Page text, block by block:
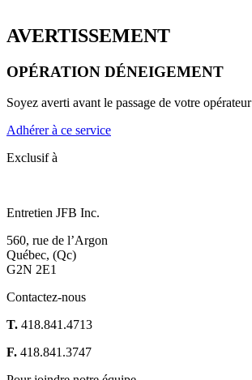
AVERTISSEMENT
OPÉRATION DÉNEIGEMENT
Soyez averti avant le passage de votre opérateur
Adhérer à ce service
Exclusif à
Entretien JFB Inc.
560, rue de l’Argon
Québec, (Qc)
G2N 2E1
Contactez-nous
T. 418.841.4713
F. 418.841.3747